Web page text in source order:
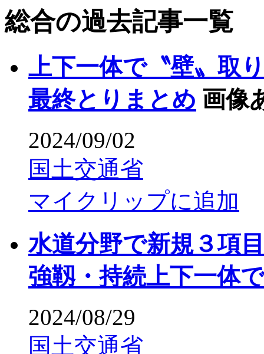
総合の過去記事一覧
上下一体で〝壁〟取
最終とりまとめ 画像
2024/09/02
国土交通省
マイクリップに追加
水道分野で新規３項
強靱・持続上下一体で
2024/08/29
国土交通省